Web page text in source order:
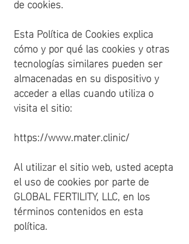
Esta Política de Cookies explica
cómo y por qué las cookies y otras
tecnologías similares pueden ser
almacenadas en su dispositivo y
acceder a ellas cuando utiliza o
visita el sitio:
https://www.mater.clinic/
Al utilizar el sitio web, usted acepta
el uso de cookies por parte de
GLOBAL FERTILITY, LLC, en los
términos contenidos en esta
política.